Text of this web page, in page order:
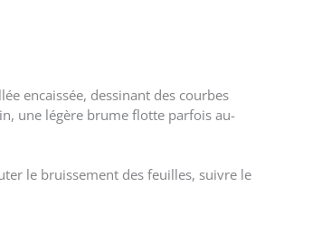
encaissée, dessinant des courbes
une légère brume flotte parfois au-
le bruissement des feuilles, suivre le